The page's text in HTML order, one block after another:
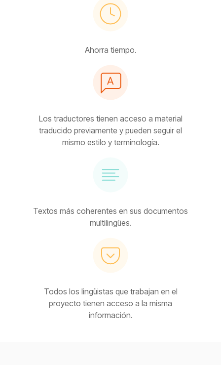
Ahorra tiempo.
Los traductores tienen acceso a material
traducido previamente y pueden seguir el
mismo estilo y terminología.
Textos más coherentes en sus documentos
multilingües.
Todos los lingüistas que trabajan en el
proyecto tienen acceso a la misma
información.